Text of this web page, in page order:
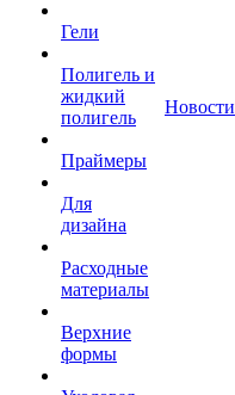
Гели
Полигель и
жидкий
полигель
Праймеры
Для
дизайна
Расходные
материалы
Верхние
формы
Новости